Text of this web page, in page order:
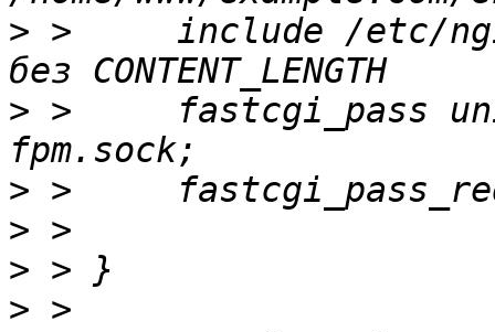
> >     include /etc/
> >     fastcgi_pass
>
>
>
>